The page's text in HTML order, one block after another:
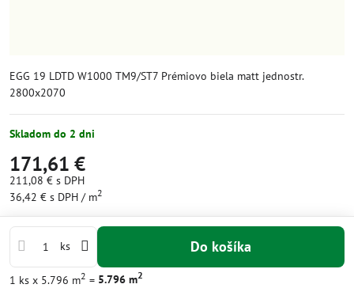
EGG 19 LDTD W1000 TM9/ST7 Prémiovo biela matt jednostr.
2800x2070
Skladom do 2 dni
171,61 €
211,08 € s DPH
36,42 € s DPH / m2
ks Do košíka
1 ks x 5.796 m2 = 5.796 m2